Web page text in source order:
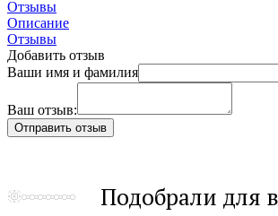
Отзывы
Описание
Отзывы
Добавить отзыв
Ваши имя и фамилия
Ваш отзыв:
Подобрали для